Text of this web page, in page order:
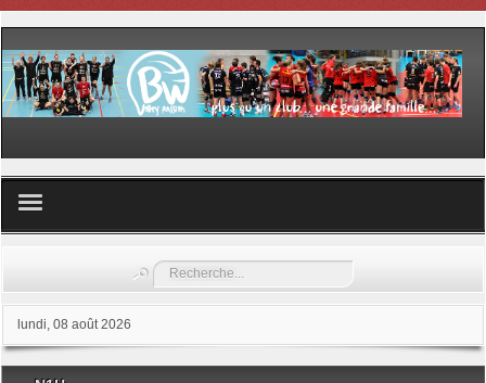
Les samedis du sport
Rechercher
lundi, 08 août 2026